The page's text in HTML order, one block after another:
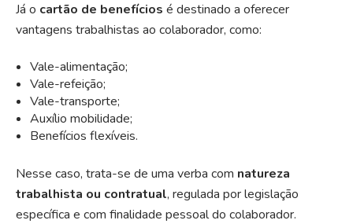
Já o cartão de benefícios é destinado a oferecer
vantagens trabalhistas ao colaborador, como:
Vale-alimentação;
Vale-refeição;
Vale-transporte;
Auxílio mobilidade;
Benefícios flexíveis.
Nesse caso, trata-se de uma verba com natureza
trabalhista ou contratual, regulada por legislação
específica e com finalidade pessoal do colaborador.